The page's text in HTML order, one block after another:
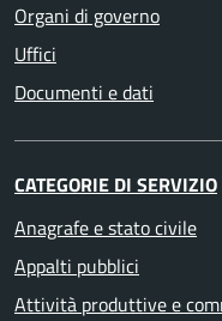
Organi di governo
Uffici
Documenti e dati
CATEGORIE DI SERVIZIO
Anagrafe e stato civile
Appalti pubblici
Attività produttive e